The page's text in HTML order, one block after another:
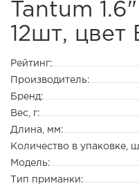
Tantum
12шт, цвет
Рейтинг:
Производитель:
Бренд:
Вес, г:
Длина, мм:
Количество в упаковке,
Модель:
Тип приманки: